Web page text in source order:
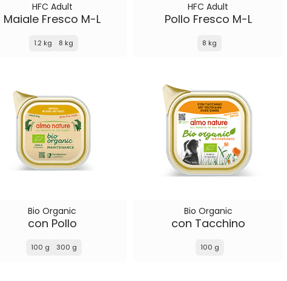
HFC Adult
Maiale Fresco M-L
1.2 kg 8 kg
HFC Adult
Pollo Fresco M-L
8 kg
Bio Organic
con Pollo
100 g 300 g
Bio Organic
con Tacchino
100 g